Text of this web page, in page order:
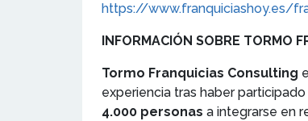
https://www.franquiciashoy.es/
INFORMACIÓN SOBRE TORMO
Tormo Franquicias Consulting
experiencia tras haber
4.000 personas a integrarse en